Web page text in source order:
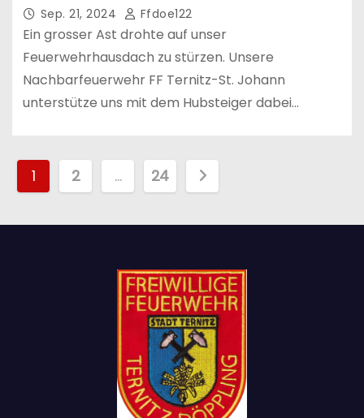
Sep. 21, 2024 Ffdoe122
Ein grosser Ast drohte auf unser
Feuerwehrhausdach zu stürzen. Unsere
Nachbarfeuerwehr FF Ternitz-St. Johann
unterstütze uns mit dem Hubsteiger dabei…
1 2 … 24